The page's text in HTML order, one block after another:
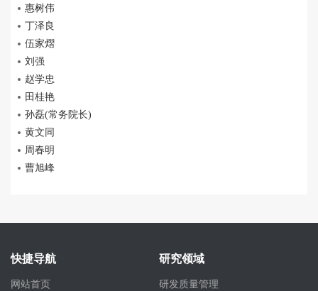
惠树伟
丁泽良
伍家熠
刘强
赵学忠
田桂艳
孙磊(常务院长)
黄文同
周春明
曹旭峰
快捷导航
网站首页
研究领域
研发质量管理